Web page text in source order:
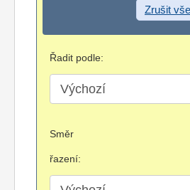
Zrušit vše
Řadit podle:
Směr
řazení: